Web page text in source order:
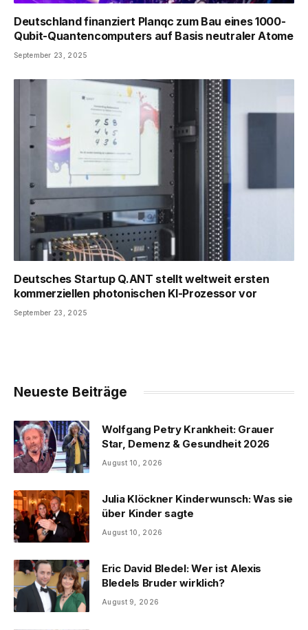
Deutschland finanziert Planqc zum Bau eines 1000-
Qubit-Quantencomputers auf Basis neutraler Atome
September 23, 2025
Deutsches Startup Q.ANT stellt weltweit ersten
kommerziellen photonischen KI-Prozessor vor
September 23, 2025
Neueste Beiträge
Wolfgang Petry Krankheit: Grauer
Star, Demenz & Gesundheit 2026
August 10, 2026
Julia Klöckner Kinderwunsch: Was sie
über Kinder sagte
August 10, 2026
Eric David Bledel: Wer ist Alexis
Bledels Bruder wirklich?
August 9, 2026